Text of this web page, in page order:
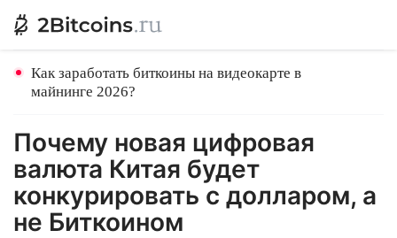
Как заработать биткоины на видеокарте в
майнинге 2026?
Почему новая цифровая
валюта Китая будет
конкурировать с долларом, а
не Биткоином